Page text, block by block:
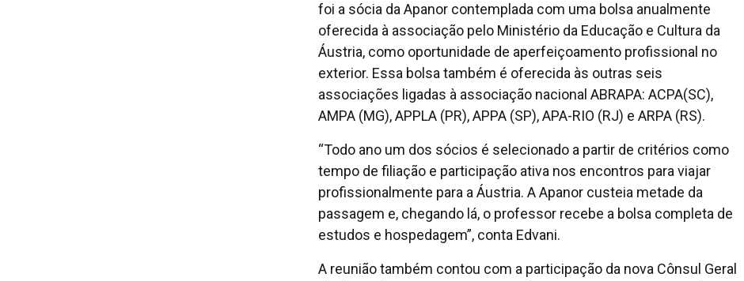
foi a sócia da Apanor contemplada com uma bolsa anualmente
oferecida à associação pelo Ministério da Educação e Cultura da
Áustria, como oportunidade de aperfeiçoamento profissional no
exterior. Essa bolsa também é oferecida às outras seis
associações ligadas à associação nacional ABRAPA: ACPA(SC),
AMPA (MG), APPLA (PR), APPA (SP), APA-RIO (RJ) e ARPA (RS).
“Todo ano um dos sócios é selecionado a partir de critérios como
tempo de filiação e participação ativa nos encontros para viajar
profissionalmente para a Áustria. A Apanor custeia metade da
passagem e, chegando lá, o professor recebe a bolsa completa de
estudos e hospedagem”, conta Edvani.
A reunião também contou com a participação da nova Cônsul Geral